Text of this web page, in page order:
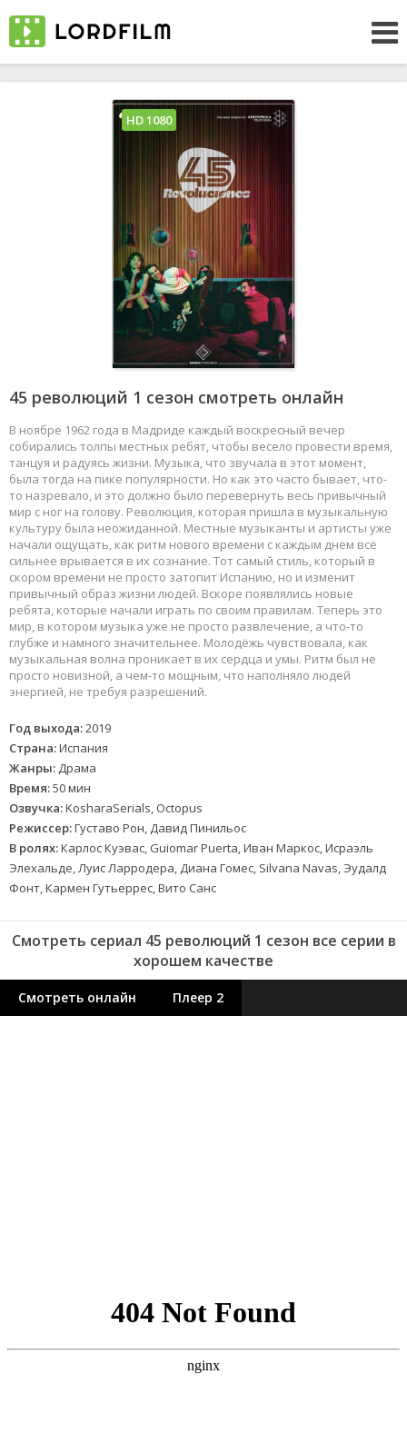
45 революций 1 сезон смотреть онлайн
В ноябре 1962 года в Мадриде каждый воскресный вечер
собирались толпы местных ребят, чтобы весело провести время,
танцуя и радуясь жизни. Музыка, что звучала в этот момент,
была тогда на пике популярности. Но как это часто бывает, что-
то назревало, и это должно было перевернуть весь привычный
мир с ног на голову. Революция, которая пришла в музыкальную
культуру была неожиданной. Местные музыканты и артисты уже
начали ощущать, как ритм нового времени с каждым днем всё
сильнее врывается в их сознание. Тот самый стиль, который в
скором времени не просто затопит Испанию, но и изменит
привычный образ жизни людей. Вскоре появлялись новые
ребята, которые начали играть по своим правилам. Теперь это
мир, в котором музыка уже не просто развлечение, а что-то
глубже и намного значительнее. Молодёжь чувствовала, как
музыкальная волна проникает в их сердца и умы. Ритм был не
просто новизной, а чем-то мощным, что наполняло людей
энергией, не требуя разрешений.
Год выхода:2019
Страна:Испания
Жанры: Драма
Время:50 мин
Озвучка:KosharaSerials, Octopus
Режиссер:Густаво Рон, Давид Пинильос
В ролях:Карлос Куэвас, Guiomar Puerta, Иван Маркос, Исраэль
Элехальде, Луис Ларродера, Диана Гомес, Silvana Navas, Эудалд
Фонт, Кармен Гутьеррес, Вито Санс
HD 1080
Смотреть сериал 45 революций 1 сезон все серии в
хорошем качестве
Смотреть онлайн Плеер 2